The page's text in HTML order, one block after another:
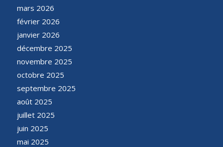
mars 2026
février 2026
janvier 2026
décembre 2025
novembre 2025
octobre 2025
septembre 2025
août 2025
juillet 2025
juin 2025
mai 2025